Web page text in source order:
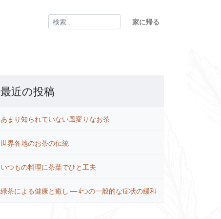
検
索:
家に帰る
最近の投稿
あまり知られていない風変りなお茶
世界各地のお茶の伝統
いつもの料理に茶葉でひと工夫
緑茶による健康と癒し ― 4つの一般的な症状の緩和